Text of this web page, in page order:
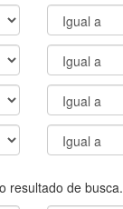
resultado de busca.